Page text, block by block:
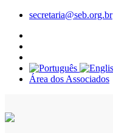
secretaria@seb.org.br
Área dos Associados